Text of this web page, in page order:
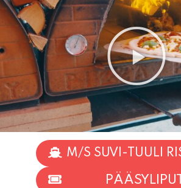
M/S SUVI-TUULI
PÄÄSYLIPUT